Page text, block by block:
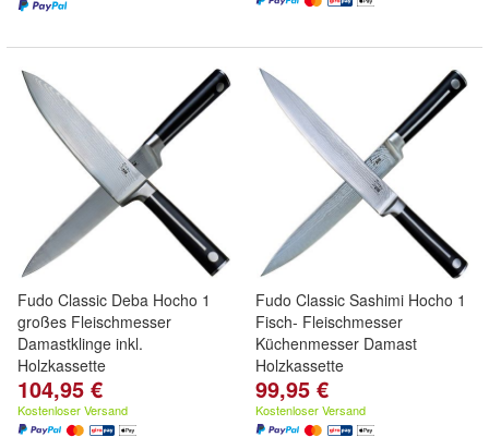
Fudo Classic Deba Hocho 1
großes Fleischmesser
Damastklinge inkl.
Holzkassette
104,95 €
Kostenloser Versand
Fudo Classic Sashimi Hocho 1
Fisch- Fleischmesser
Küchenmesser Damast
Holzkassette
99,95 €
Kostenloser Versand